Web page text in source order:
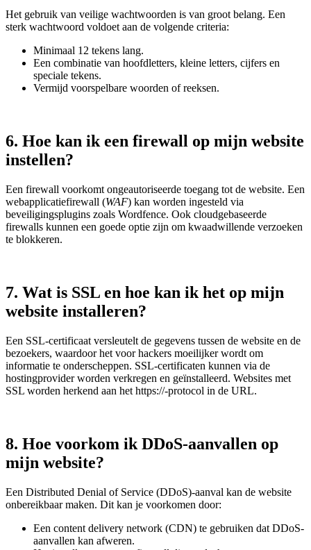
Het gebruik van veilige wachtwoorden is van groot belang. Een
sterk wachtwoord voldoet aan de volgende criteria:
Minimaal 12 tekens lang.
Een combinatie van hoofdletters, kleine letters, cijfers en
speciale tekens.
Vermijd voorspelbare woorden of reeksen.
6. Hoe kan ik een firewall op mijn website
instellen?
Een firewall voorkomt ongeautoriseerde toegang tot de website. Een
webapplicatiefirewall (WAF) kan worden ingesteld via
beveiligingsplugins zoals Wordfence. Ook cloudgebaseerde
firewalls kunnen een goede optie zijn om kwaadwillende verzoeken
te blokkeren.
7. Wat is SSL en hoe kan ik het op mijn
website installeren?
Een SSL-certificaat versleutelt de gegevens tussen de website en de
bezoekers, waardoor het voor hackers moeilijker wordt om
informatie te onderscheppen. SSL-certificaten kunnen via de
hostingprovider worden verkregen en geïnstalleerd. Websites met
SSL worden herkend aan het https://-protocol in de URL.
8. Hoe voorkom ik DDoS-aanvallen op
mijn website?
Een Distributed Denial of Service (DDoS)-aanval kan de website
onbereikbaar maken. Dit kan je voorkomen door:
Een content delivery network (CDN) te gebruiken dat DDoS-
aanvallen kan afweren.